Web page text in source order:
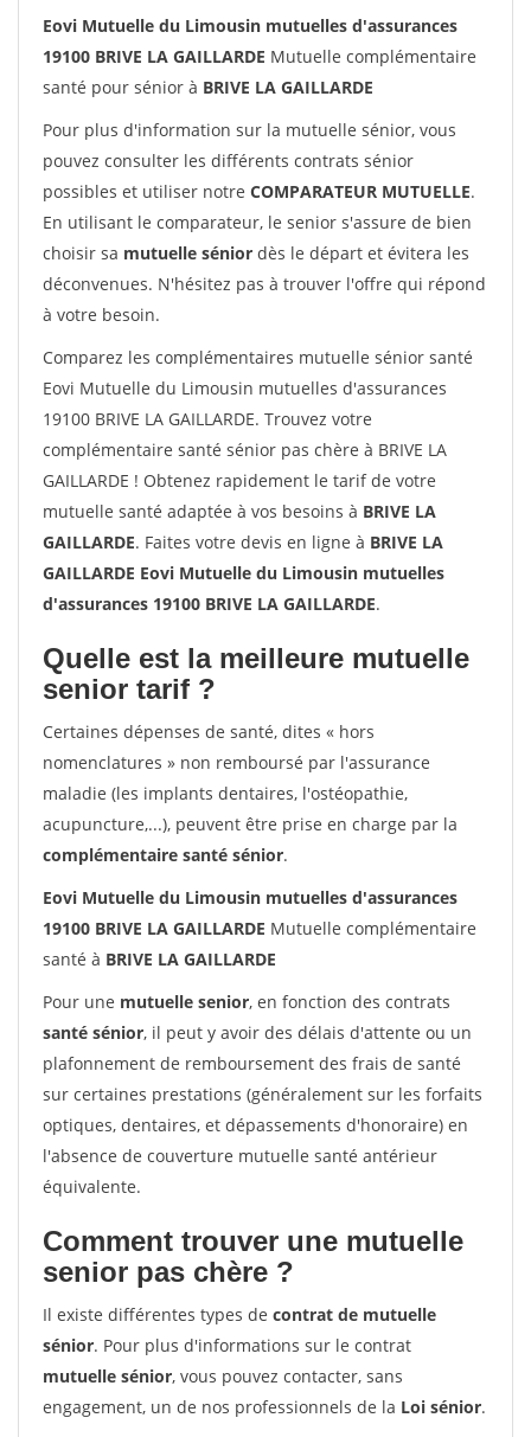
Eovi Mutuelle du Limousin mutuelles d'assurances
19100 BRIVE LA GAILLARDE Mutuelle complémentaire
santé pour sénior à BRIVE LA GAILLARDE
Pour plus d'information sur la mutuelle sénior, vous
pouvez consulter les différents contrats sénior
possibles et utiliser notre COMPARATEUR MUTUELLE.
En utilisant le comparateur, le senior s'assure de bien
choisir sa mutuelle sénior dès le départ et évitera les
déconvenues. N'hésitez pas à trouver l'offre qui répond
à votre besoin.
Comparez les complémentaires mutuelle sénior santé
Eovi Mutuelle du Limousin mutuelles d'assurances
19100 BRIVE LA GAILLARDE. Trouvez votre
complémentaire santé sénior pas chère à BRIVE LA
GAILLARDE ! Obtenez rapidement le tarif de votre
mutuelle santé adaptée à vos besoins à BRIVE LA
GAILLARDE. Faites votre devis en ligne à BRIVE LA
GAILLARDE Eovi Mutuelle du Limousin mutuelles
d'assurances 19100 BRIVE LA GAILLARDE.
Quelle est la meilleure mutuelle
senior tarif ?
Certaines dépenses de santé, dites « hors
nomenclatures » non remboursé par l'assurance
maladie (les implants dentaires, l'ostéopathie,
acupuncture,...), peuvent être prise en charge par la
complémentaire santé sénior.
Eovi Mutuelle du Limousin mutuelles d'assurances
19100 BRIVE LA GAILLARDE Mutuelle complémentaire
santé à BRIVE LA GAILLARDE
Pour une mutuelle senior, en fonction des contrats
santé sénior, il peut y avoir des délais d'attente ou un
plafonnement de remboursement des frais de santé
sur certaines prestations (généralement sur les forfaits
optiques, dentaires, et dépassements d'honoraire) en
l'absence de couverture mutuelle santé antérieur
équivalente.
Comment trouver une mutuelle
senior pas chère ?
Il existe différentes types de contrat de mutuelle
sénior. Pour plus d'informations sur le contrat
mutuelle sénior, vous pouvez contacter, sans
engagement, un de nos professionnels de la Loi sénior.